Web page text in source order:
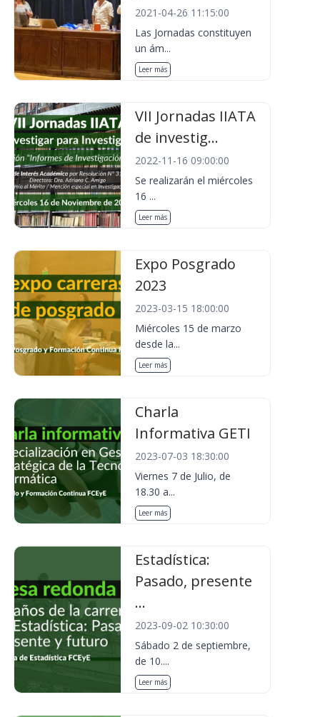
2021-04-26 11:15:00
Las Jornadas constituyen
un ám...
Leer más
VII Jornadas IIATA
de investig...
2022-11-16 09:00:00
Se realizarán el miércoles
16 ...
Leer más
Expo Posgrado
2023
2023-03-15 18:00:00
Miércoles 15 de marzo
desde la...
Leer más
Charla
Informativa GETI
2023-07-03 18:30:00
Viernes 7 de Julio, de
18.30 a...
Leer más
Estadística:
Pasado, presente
...
2023-09-02 10:30:00
Sábado 2 de septiembre,
de 10....
Leer más